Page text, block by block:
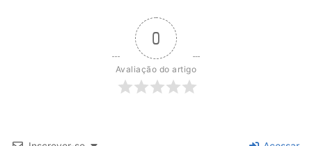
0
Avaliação do artigo